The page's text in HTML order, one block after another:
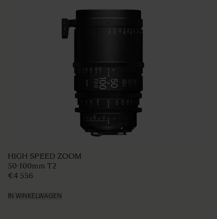
HIGH SPEED ZOOM
50-100mm T2
€4 556
IN WINKELWAGEN